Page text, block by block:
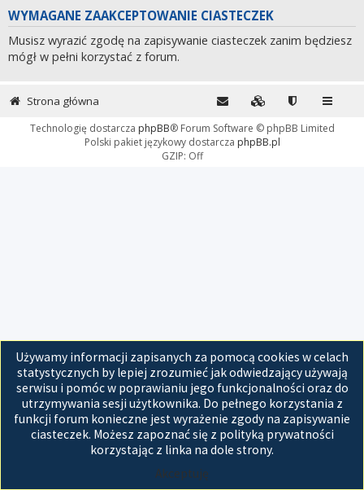
WYMAGANE ZAAKCEPTOWANIE CIASTECZEK
Musisz wyrazić zgodę na zapisywanie ciasteczek zanim będziesz
mógł w pełni korzystać z forum.
Używamy informacji zapisanych za pomocą cookies w celach
statystycznych by lepiej zrozumieć jak odwiedzający używają
serwisu i pomóc w poprawianiu jego funkcjonalności oraz do
utrzymywania sesji użytkownika. Do pełnego korzystania z
funkcji forum konieczne jest wyrażenie zgody na zapisywanie
ciasteczek. Możesz zapoznać się z polityką prywatności
korzystając z linka na dole strony.
Akceptuję
Strona główna
Technologię dostarcza phpBB® Forum Software © phpBB Limited
Polski pakiet językowy dostarcza phpBB.pl
GZIP: Off